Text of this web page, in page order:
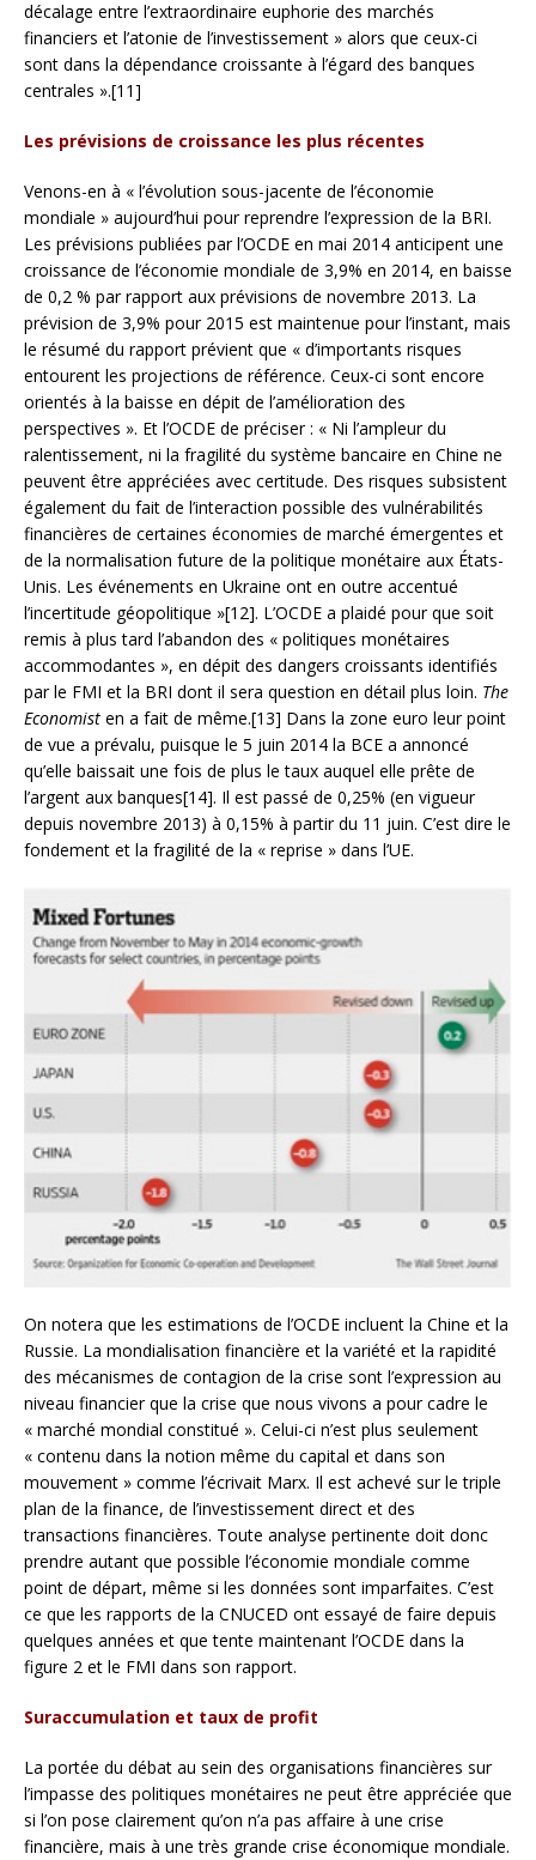
décalage entre l’extraordinaire euphorie des marchés
financiers et l’atonie de l’investissement » alors que ceux-ci
sont dans la dépendance croissante à l’égard des banques
centrales ».[11]
Les prévisions de croissance les plus récentes
Venons-en à « l’évolution sous-jacente de l’économie
mondiale » aujourd’hui pour reprendre l’expression de la BRI.
Les prévisions publiées par l’OCDE en mai 2014 anticipent une
croissance de l’économie mondiale de 3,9% en 2014, en baisse
de 0,2 % par rapport aux prévisions de novembre 2013. La
prévision de 3,9% pour 2015 est maintenue pour l’instant, mais
le résumé du rapport prévient que « d’importants risques
entourent les projections de référence. Ceux-ci sont encore
orientés à la baisse en dépit de l’amélioration des
perspectives ». Et l’OCDE de préciser : « Ni l’ampleur du
ralentissement, ni la fragilité du système bancaire en Chine ne
peuvent être appréciées avec certitude. Des risques subsistent
également du fait de l’interaction possible des vulnérabilités
financières de certaines économies de marché émergentes et
de la normalisation future de la politique monétaire aux États-
Unis. Les événements en Ukraine ont en outre accentué
l’incertitude géopolitique »[12]. L’OCDE a plaidé pour que soit
remis à plus tard l’abandon des « politiques monétaires
accommodantes », en dépit des dangers croissants identifiés
par le FMI et la BRI dont il sera question en détail plus loin. The
Economist en a fait de même.[13] Dans la zone euro leur point
de vue a prévalu, puisque le 5 juin 2014 la BCE a annoncé
qu’elle baissait une fois de plus le taux auquel elle prête de
l’argent aux banques[14]. Il est passé de 0,25% (en vigueur
depuis novembre 2013) à 0,15% à partir du 11 juin. C’est dire le
fondement et la fragilité de la « reprise » dans l’UE.
On notera que les estimations de l’OCDE incluent la Chine et la
Russie. La mondialisation financière et la variété et la rapidité
des mécanismes de contagion de la crise sont l’expression au
niveau financier que la crise que nous vivons a pour cadre le
« marché mondial constitué ». Celui-ci n’est plus seulement
« contenu dans la notion même du capital et dans son
mouvement » comme l’écrivait Marx. Il est achevé sur le triple
plan de la finance, de l’investissement direct et des
transactions financières. Toute analyse pertinente doit donc
prendre autant que possible l’économie mondiale comme
point de départ, même si les données sont imparfaites. C’est
ce que les rapports de la CNUCED ont essayé de faire depuis
quelques années et que tente maintenant l’OCDE dans la
figure 2 et le FMI dans son rapport.
Suraccumulation et taux de profit
La portée du débat au sein des organisations financières sur
l’impasse des politiques monétaires ne peut être appréciée que
si l’on pose clairement qu’on n’a pas affaire à une crise
financière, mais à une très grande crise économique mondiale.